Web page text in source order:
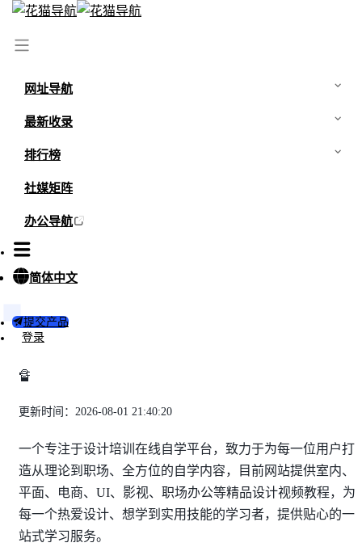
网址导航
最新收录
排行榜
社媒矩阵
办公导航
简体中文
提交产品
登录
羽兔网
🔏
更新时间：2026-08-01 21:40:20
一个专注于设计培训在线自学平台，致力于为每一位用户打
造从理论到职场、全方位的自学内容，目前网站提供室内、
平面、电商、UI、影视、职场办公等精品设计视频教程，为
每一个热爱设计、想学到实用技能的学习者，提供贴心的一
站式学习服务。